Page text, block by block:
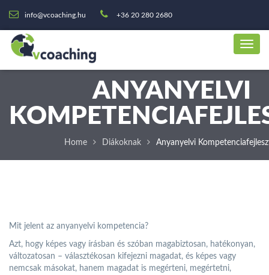
info@vcoaching.hu +36 20 280 2680
ANYANYELVI
Home Diákoknak Anyanyelvi
Mit jelent az anyanyelvi kompetencia?
Azt, hogy képes vagy írásban és szóban magabiztosan, hatékonyan,
változatosan – választékosan kifejezni magadat, és képes vagy
nemcsak másokat, hanem magadat is megérteni, megértetni,